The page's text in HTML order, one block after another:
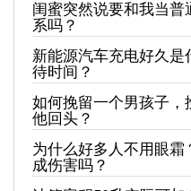
闺蜜突然说要和我当
系吗？
新能源汽车充电好久
待时间？
如何挽留一个男孩子
他回头？
为什么好多人不用眼
成伤害吗？